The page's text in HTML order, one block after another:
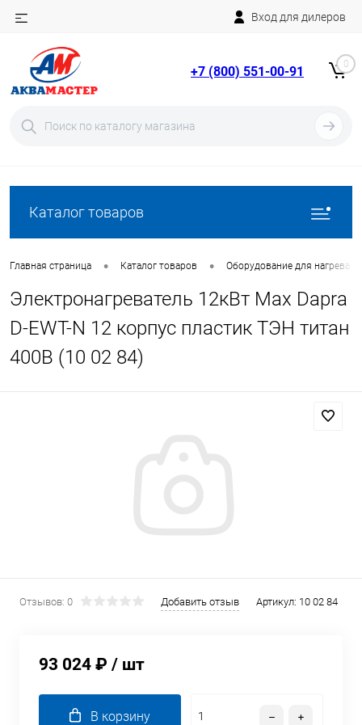
Вход для дилеров
+7 (800) 551-00-91 0
Каталог товаров
Главная страница • Каталог товаров • Оборудование для нагрева
Электронагреватель 12кВт Max Dapra
D-EWT-N 12 корпус пластик ТЭН титан
400В (10 02 84)
Отзывов: 0 Добавить отзыв Артикул: 10 02 84
93 024 ₽ / шт
В корзину